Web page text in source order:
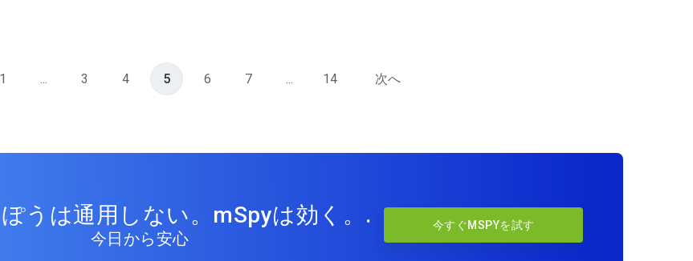
1 ... 3 4 5 6 7 ... 14 次へ
うは通用しない。mSpyは効く。.
今日から安心
今すぐMSPYを試す